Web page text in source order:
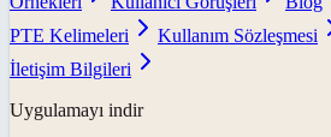
PTE Kelimeleri
Kullanım Sözleşmesi
İletişim Bilgileri
Uygulamayı indir